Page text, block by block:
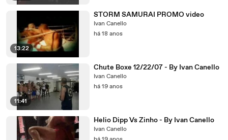
13:22
STORM SAMURAI PROMO video
Ivan Canello
há 18 anos
11:41
Chute Boxe 12/22/07 - By Ivan Canello
Ivan Canello
há 19 anos
Helio Dipp Vs Zinho - By Ivan Canello
Ivan Canello